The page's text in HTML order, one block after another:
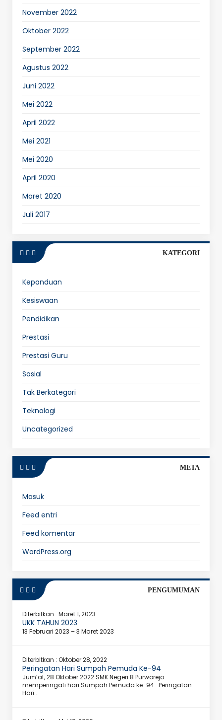
November 2022
Oktober 2022
September 2022
Agustus 2022
Juni 2022
Mei 2022
April 2022
Mei 2021
Mei 2020
April 2020
Maret 2020
Juli 2017
KATEGORI
Kepanduan
Kesiswaan
Pendidikan
Prestasi
Prestasi Guru
Sosial
Tak Berkategori
Teknologi
Uncategorized
META
Masuk
Feed entri
Feed komentar
WordPress.org
PENGUMUMAN
Diterbitkan : Maret 1, 2023
UKK TAHUN 2023
13 Februari 2023 – 3 Maret 2023
Diterbitkan : Oktober 28, 2022
Peringatan Hari Sumpah Pemuda Ke-94
Jum’at, 28 Oktober 2022 SMK Negeri 8 Purworejo
memperingati hari Sumpah Pemuda ke-94. Peringatan
Hari..